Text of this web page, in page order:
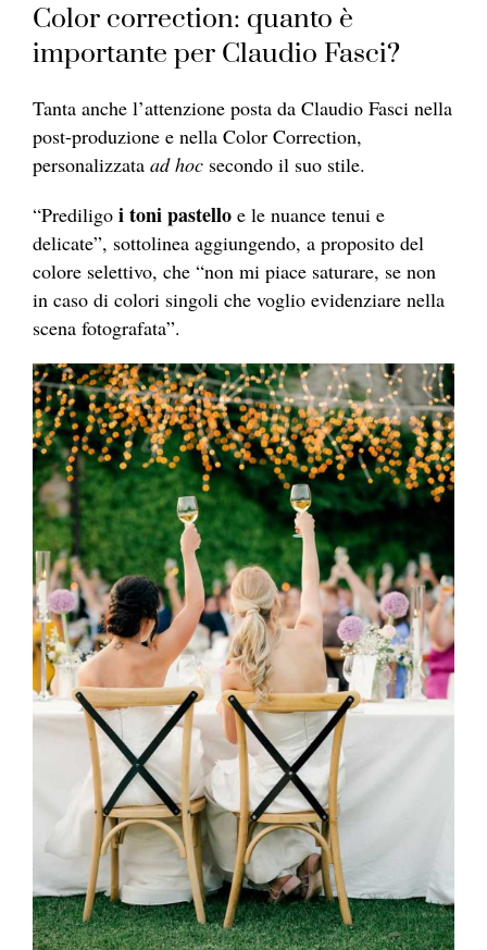
Color correction: quanto è
importante per Claudio Fasci?
Tanta anche l’attenzione posta da Claudio Fasci nella
post-produzione e nella Color Correction,
personalizzata ad hoc secondo il suo stile.
“Prediligo i toni pastello e le nuance tenui e
delicate”, sottolinea aggiungendo, a proposito del
colore selettivo, che “non mi piace saturare, se non
in caso di colori singoli che voglio evidenziare nella
scena fotografata”.